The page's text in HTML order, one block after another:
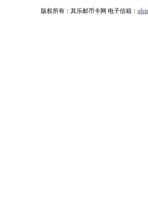
版权所有：其乐邮币卡网 电子信箱：